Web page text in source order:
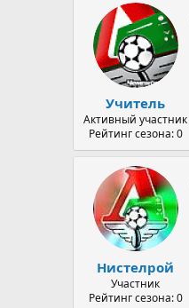
Учитель
Активный участник
Рейтинг сезона: 0
Нистелрой
Участник
Рейтинг сезона: 0